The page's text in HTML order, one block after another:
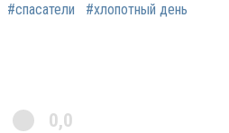
#спасатели #хлопотный день
0,0